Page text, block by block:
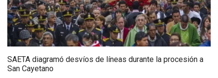
SAETA diagramó desvíos de líneas durante la procesión a
San Cayetano